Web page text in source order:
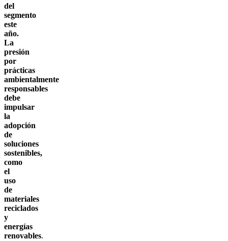
del
segmento
este
año.
La
presión
por
prácticas
ambientalmente
responsables
debe
impulsar
la
adopción
de
soluciones
sostenibles,
como
el
uso
de
materiales
reciclados
y
energías
renovables.